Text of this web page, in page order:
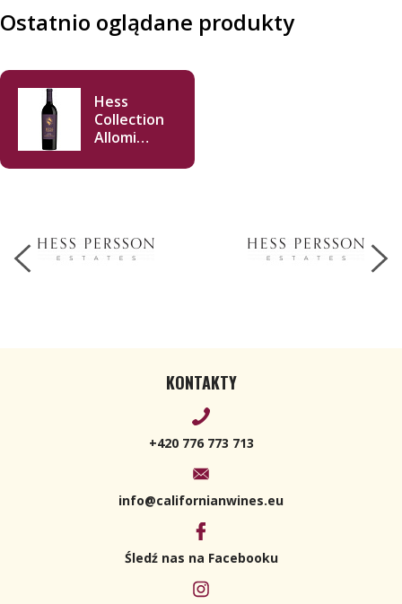
Ostatnio oglądane produkty
Hess
Collection
Allomi
Sauvignon
KONTAKTY
+420 776 773 713
info@californianwines.eu
Śledź nas na Facebooku